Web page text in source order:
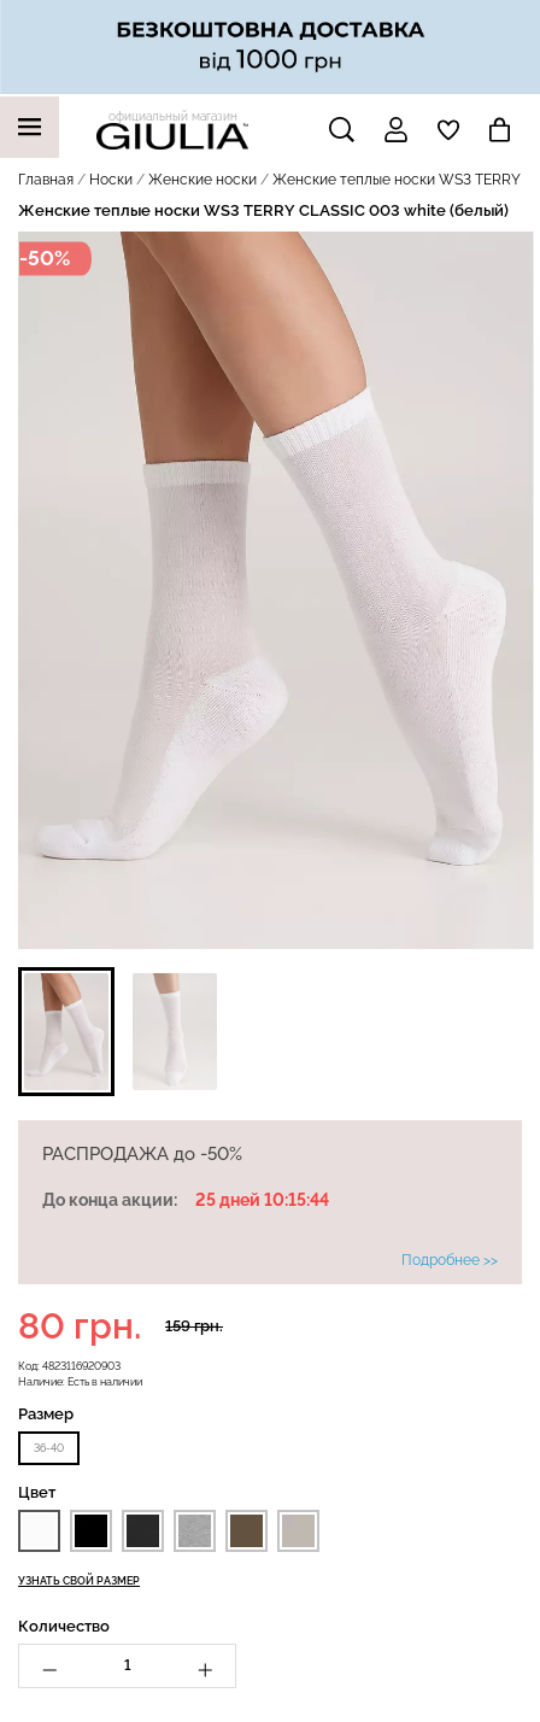
официальный магазин
Главная Носки Женские носки Женские теплые носки WS3 TERRY
Женские теплые носки WS3 TERRY CLASSIC 003 white (белый)
-50%
РАСПРОДАЖА до -50%
До конца акции: 25 дней 10:15:44
Подробнее >>
Код: 4823116920903
Наличие: Есть в наличии
159 грн.
80 грн.
Размер
36-40
Цвет
УЗНАТЬ СВОЙ РАЗМЕР
Количество
НАШИ ТРЕНДОВЫЕ ТОВАРЫ
Бесшовные леггинсы из
микрофибры LEGGINGS
02 (черный) Giulia
789 грн.
Велосипедки с высокой
талией TRACKS 01
(черный) Giulia
439 грн.
549 грн.
Бесшовные леггинсы
LEGGINGS (черный) Giulia
551 грн.689 грн.
легкой коррекцией
258 грн.369 грн.